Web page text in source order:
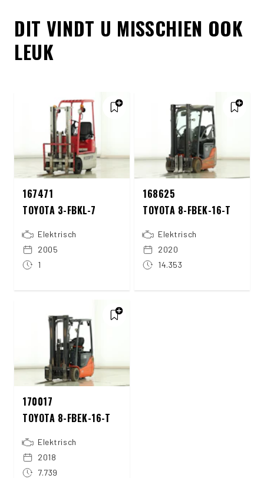
DIT VINDT U MISSCHIEN OOK
LEUK
167471
TOYOTA 3-FBKL-7
Elektrisch
2005
1
168625
TOYOTA 8-FBEK-16-T
Elektrisch
2020
14.353
170017
TOYOTA 8-FBEK-16-T
Elektrisch
2018
7.739